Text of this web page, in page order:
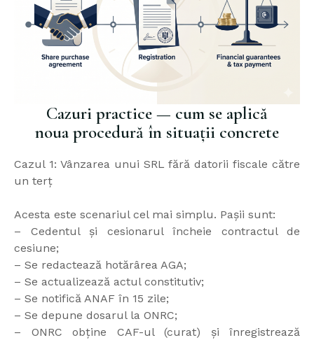
Cazuri practice — cum se aplică
noua procedură în situații concrete
Cazul 1: Vânzarea unui SRL fără datorii fiscale către
un terț
Acesta este scenariul cel mai simplu. Pașii sunt:
– Cedentul și cesionarul încheie contractul de
cesiune;
– Se redactează hotărârea AGA;
– Se actualizează actul constitutiv;
– Se notifică ANAF în 15 zile;
– Se depune dosarul la ONRC;
– ONRC obține CAF-ul (curat) și înregistrează